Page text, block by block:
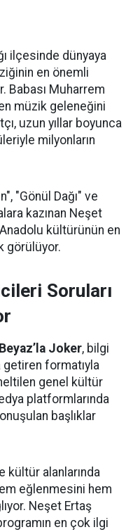
ilçesinde dünyaya
en önemli
Babası Muharrem
müzik geleneğini
uzun yıllar boyunca
milyonların
"Gönül Dağı" ve
kazınan Neşet
kültürünün en
görülüyor.
Soruları
Beyaz’la Joker, bilgi
getiren formatıyla
genel kültür
platformlarında
başlıklar
kültür alanlarında
eğlenmesini hem
Neşet Ertaş
en çok ilgi